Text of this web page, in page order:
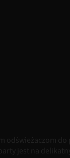
do
jest na